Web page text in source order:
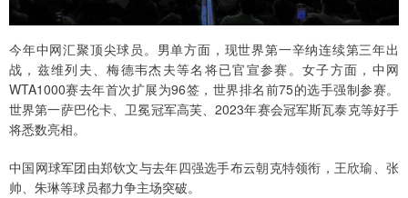
今年中网汇聚顶尖球员。男单方面，现世界第一辛纳连续第三年出
战，兹维列夫、梅德韦杰夫等名将已官宣参赛。女子方面，中网
WTA1000赛去年首次扩展为96签，世界排名前75的选手强制参赛。
世界第一萨巴伦卡、卫冕冠军高芙、2023年赛会冠军斯瓦泰克等好手
将悉数亮相。
中国网球军团由郑钦文与去年四强选手布云朝克特领衔，王欣瑜、张
帅、朱琳等球员都力争主场突破。